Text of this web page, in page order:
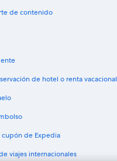
de contenido
de hotel o renta vacacional
cupón de Expedia
viajes internacionales